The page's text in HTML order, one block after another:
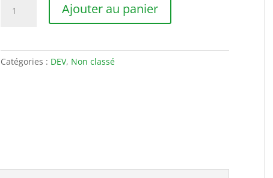
Ajouter au panier
Catégories : DEV, Non classé